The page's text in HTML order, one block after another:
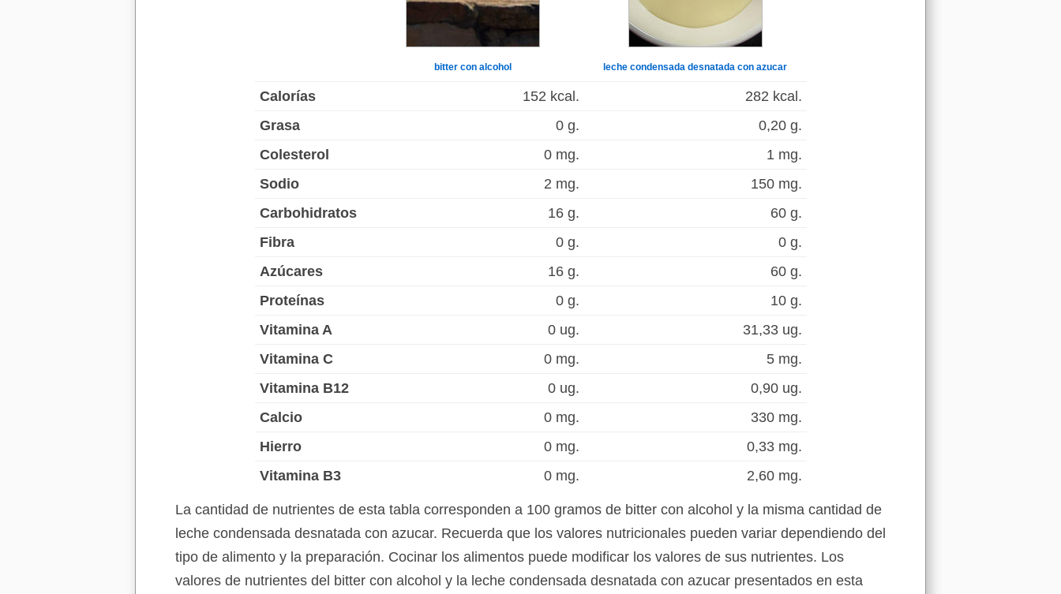
bitter con alcohol leche condensada desnatada con azucar
Calorías 152 kcal.
282 kcal.
Grasa
0 g.
0,20 g.
Colesterol
0 mg.
1 mg.
Sodio
2 mg.
150 mg.
Carbohidratos
16 g.
60 g.
Fibra
0 g.
0 g.
Azúcares
16 g.
60 g.
Proteínas
0 g.
10 g.
Vitamina A
0 ug.
31,33 ug.
Vitamina C
0 mg.
5 mg.
Vitamina B12
0 ug.
0,90 ug.
Calcio
0 mg.
330 mg.
Hierro
0 mg.
0,33 mg.
Vitamina B3
0 mg. 2,60 mg.
La cantidad de nutrientes de esta tabla corresponden a 100 gramos de bitter con alcohol y la misma cantidad de
leche condensada desnatada con azucar. Recuerda que los valores nutricionales pueden variar dependiendo del
tipo de alimento y la preparación. Cocinar los alimentos puede modificar los valores de sus nutrientes. Los
valores de nutrientes del bitter con alcohol y la leche condensada desnatada con azucar presentados en esta